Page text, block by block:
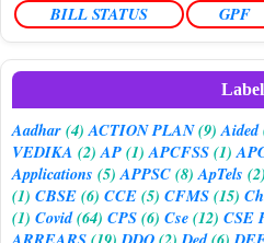
BILL STATUS
GPF
Aadhar(4) ACTION PLAN(9) Aided
VEDIKA (2) AP(1) APCFSS(1)
Applications (5) APPSC(8) ApTels (2)
(1) CBSE(6) CCE(5) CFMS(15)
(1) Covid(64) CPS(6) Cse(12) CSE